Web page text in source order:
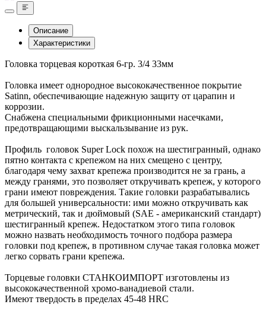
Описание
Характеристики
Головка торцевая короткая 6-гр. 3/4 33мм
Головка имеет однородное высококачественное покрытие
Satinn, обеспечивающие надежную защиту от царапин и
коррозии.
Снабжена специальными фрикционными насечками,
предотвращающими выскальзывание из рук.
Профиль головок Super Lock похож на шестигранный, однако
пятно контакта с крепежом на них смещено с центру,
благодаря чему захват крепежа производится не за грань, а
между гранями, это позволяет откручивать крепеж, у которого
грани имеют повреждения. Такие головки разрабатывались
для большей универсальности: ими можно откручивать как
метрический, так и дюймовый (SAE - американский стандарт)
шестигранный крепеж. Недостатком этого типа головок
можно назвать необходимость точного подбора размера
головки под крепеж, в противном случае такая головка может
легко сорвать грани крепежа.
Торцевые головки СТАНКОИМПОРТ изготовлены из
высококачественной хромо-ванадиевой стали.
Имеют твердость в пределах 45-48 HRC